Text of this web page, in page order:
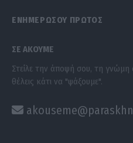
ΕΝΗΜΕΡΩΣΟΥ ΠΡΩΤΟΣ
ΣΕ ΑΚΟΥΜΕ
Στείλε την άποψή σου, τη γνώμη
θέλεις κάτι να "ψάξουμε".